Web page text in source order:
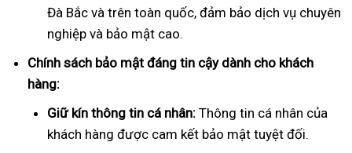
Đà Bắc và trên toàn quốc, đảm bảo dịch vụ chuyên
nghiệp và bảo mật cao.
Chính sách bảo mật đáng tin cậy dành cho khách
hàng:
Giữ kín thông tin cá nhân: Thông tin cá nhân của
khách hàng được cam kết bảo mật tuyệt đối.